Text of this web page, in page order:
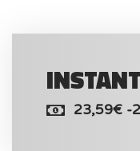
23,59€ -